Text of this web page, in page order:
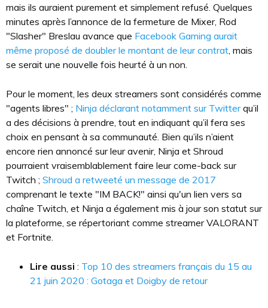
mais ils auraient purement et simplement refusé. Quelques
minutes après l’annonce de la fermeture de Mixer, Rod
"Slasher" Breslau avance que Facebook Gaming aurait
même proposé de doubler le montant de leur contrat, mais
se serait une nouvelle fois heurté à un non.
Pour le moment, les deux streamers sont considérés comme
"agents libres" ; Ninja déclarant notamment sur Twitterqu’il
a des décisions à prendre, tout en indiquant qu’il fera ses
choix en pensant à sa communauté. Bien qu’ils n’aient
encore rien annoncé sur leur avenir, Ninja et Shroud
pourraient vraisemblablement faire leur come-back sur
Twitch ; Shroud a retweeté un message de 2017
comprenant le texte "IM BACK!" ainsi qu'un lien vers sa
chaîne Twitch, et Ninja a également mis à jour son statut sur
la plateforme, se répertoriant comme streamer VALORANT
et Fortnite.
Lire aussi : Top 10 des streamers français du 15 au
21 juin 2020 : Gotaga et Doigby de retour